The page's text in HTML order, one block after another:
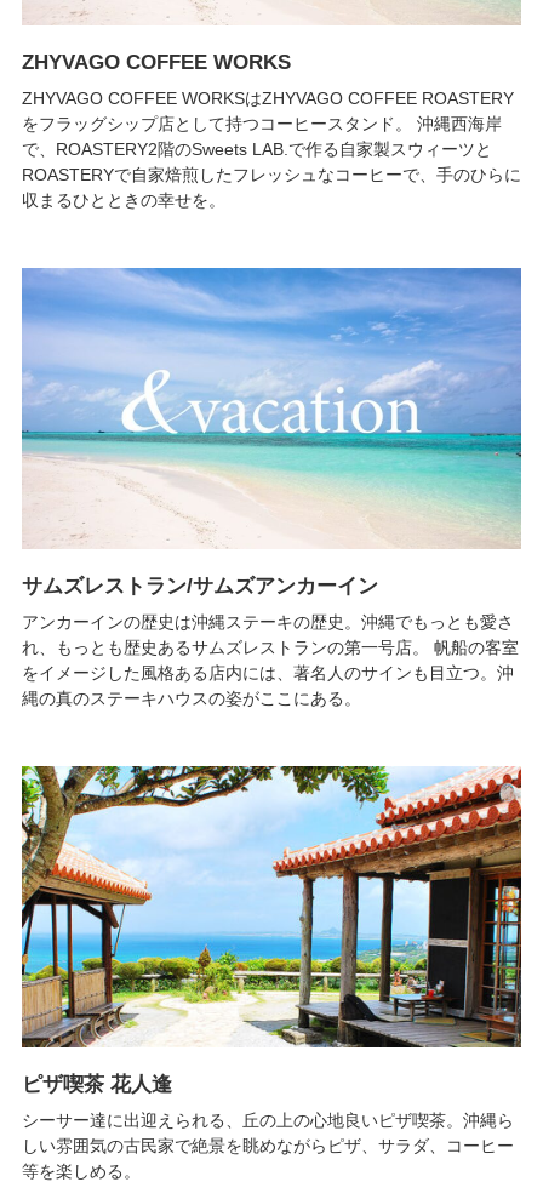
ZHYVAGO COFFEE WORKS
ZHYVAGO COFFEE WORKSはZHYVAGO COFFEE ROASTERY
をフラッグシップ店として持つコーヒースタンド。 沖縄西海岸
で、ROASTERY2階のSweets LAB.で作る自家製スウィーツと
ROASTERYで自家焙煎したフレッシュなコーヒーで、手のひらに
収まるひとときの幸せを。
サムズレストラン/サムズアンカーイン
アンカーインの歴史は沖縄ステーキの歴史。沖縄でもっとも愛さ
れ、もっとも歴史あるサムズレストランの第一号店。 帆船の客室
をイメージした風格ある店内には、著名人のサインも目立つ。沖
縄の真のステーキハウスの姿がここにある。
ピザ喫茶 花人逢
シーサー達に出迎えられる、丘の上の心地良いピザ喫茶。沖縄ら
しい雰囲気の古民家で絶景を眺めながらピザ、サラダ、コーヒー
等を楽しめる。